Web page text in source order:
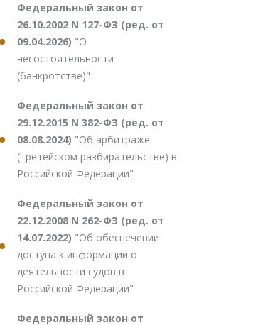
Федеральный закон от
26.10.2002 N 127-ФЗ (ред. от
09.04.2026) "О
несостоятельности
(банкротстве)"
Федеральный закон от
29.12.2015 N 382-ФЗ (ред. от
08.08.2024) "Об арбитраже
(третейском разбирательстве) в
Российской Федерации"
Федеральный закон от
22.12.2008 N 262-ФЗ (ред. от
14.07.2022) "Об обеспечении
доступа к информации о
деятельности судов в
Российской Федерации"
Федеральный закон от